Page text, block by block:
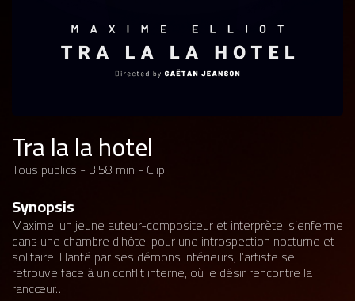
Tra la la hotel
Tous publics - 3:58 min - Clip
Synopsis
Maxime, un jeune auteur-compositeur et interprète, s’enferme
dans une chambre d'hôtel pour une introspection nocturne et
solitaire. Hanté par ses démons intérieurs, l’artiste se
retrouve face à un conflit interne, où le désir rencontre la
rancœur…